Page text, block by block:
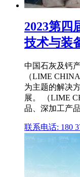
2023第四
技术与装
中国石灰及钙
（LIME
为主题的解决
展。 （LIME
品、深加工产
联系电话: 180